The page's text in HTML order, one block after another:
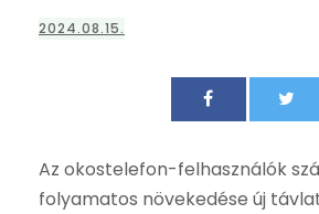
2024.08.15.
Az okostelefon-felhasználók
folyamatos növekedése új